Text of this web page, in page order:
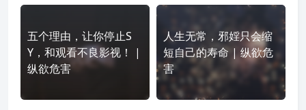
五个理由，让你停止S
Y，和观看不良影视！ |
纵欲危害
人生无常，邪婬只会缩
短自己的寿命 | 纵欲危
害